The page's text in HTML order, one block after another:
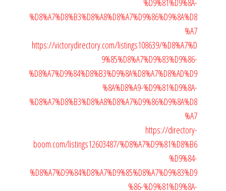
%D9%81%D9%8A-
%D8%A7%D8%B3%D8%A8%D8%A7%D9%86%D9%8A%D8
%A7
https://victorydirectory.com/listings108639/%D8%A7%D
9%85%D8%A7%D9%83%D9%86-
%D8%A7%D9%84%D8%B3%D9%8A%D8%A7%D8%AD%D9
%8A%D8%A9-%D9%81%D9%8A-
%D8%A7%D8%B3%D8%A8%D8%A7%D9%86%D9%8A%D8
%A7
https://directory-
boom.com/listings12603487/%D8%A7%D9%81%D8%B6
%D9%84-
%D8%A7%D9%84%D8%A7%D9%85%D8%A7%D9%83%D9
%86-%D9%81%D9%8A-